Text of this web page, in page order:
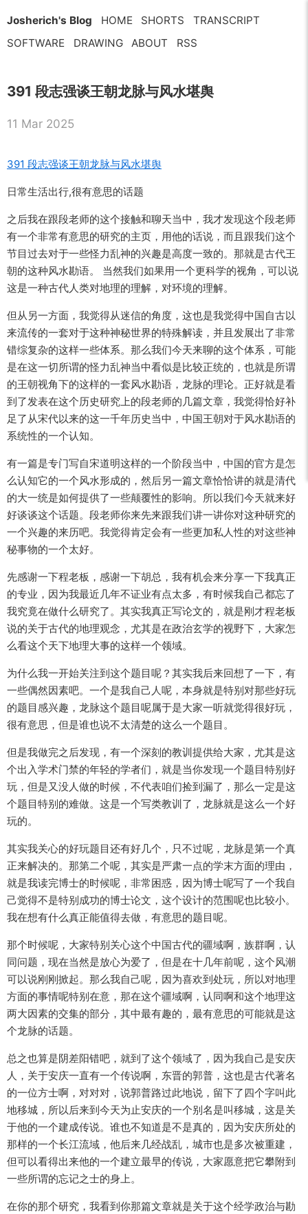
Josherich's Blog HOME SHORTS
TRANSCRIPT
SOFTWARE
DRAWING ABOUT RSS
391 段志强谈王朝龙脉与风水堪舆
11 Mar 2025
391 段志强谈王朝龙脉与风水堪舆
日常生活出行,很有意思的话题
之后我在跟段老师的这个接触和聊天当中，我才发现这个段老师
有一个非常有意思的研究的主页，用他的话说，而且跟我们这个
节目过去对于一些怪力乱神的兴趣是高度一致的。那就是古代王
朝的这种风水勘语。 当然我们如果用一个更科学的视角，可以说
这是一种古代人类对地理的理解，对环境的理解。
但从另一方面，我觉得从迷信的角度，这也是我觉得中国自古以
来流传的一套对于这种神秘世界的特殊解读，并且发展出了非常
错综复杂的这样一些体系。那么我们今天来聊的这个体系，可能
是在这一切所谓的怪力乱神当中看似是比较正统的，也就是所谓
的王朝视角下的这样的一套风水勘语，龙脉的理论。正好就是看
到了发表在这个历史研究上的段老师的几篇文章，我觉得恰好补
足了从宋代以来的这一千年历史当中，中国王朝对于风水勘语的
系统性的一个认知。
有一篇是专门写自宋道明这样的一个阶段当中，中国的官方是怎
么认知它的一个风水形成的，然后另一篇文章恰恰讲的就是清代
的大一统是如何提供了一些颠覆性的影响。所以我们今天就来好
好谈谈这个话题。段老师你来先来跟我们讲一讲你对这种研究的
一个兴趣的来历吧。我觉得肯定会有一些更加私人性的对这些神
秘事物的一个太好。
先感谢一下程老板，感谢一下胡总，我有机会来分享一下我真正
的专业，因为我最近几年不证业有点太多，有时候我自己都忘了
我究竟在做什么研究了。其实我真正写论文的，就是刚才程老板
说的关于古代的地理观念，尤其是在政治玄学的视野下，大家怎
么看这个天下地理大事的这样一个领域。
为什么我一开始关注到这个题目呢？其实我后来回想了一下，有
一些偶然因素吧。一个是我自己人呢，本身就是特别对那些好玩
的题目感兴趣，龙脉这个题目呢属于是大家一听就觉得很好玩，
很有意思，但是谁也说不太清楚的这么一个题目。
但是我做完之后发现，有一个深刻的教训提供给大家，尤其是这
个出入学术门禁的年轻的学者们，就是当你发现一个题目特别好
玩，但是又没人做的时候，不代表咱们捡到漏了，那么一定是这
个题目特别的难做。这是一个写类教训了，龙脉就是这么一个好
玩的。
其实我关心的好玩题目还有好几个，只不过呢，龙脉是第一个真
正来解决的。那第二个呢，其实是严肃一点的学末方面的理由，
就是我读完博士的时候呢，非常困惑，因为博士呢写了一个我自
己觉得不是特别成功的博士论文，这个设计的范围呢也比较小。
我在想有什么真正能值得去做，有意思的题目呢。
那个时候呢，大家特别关心这个中国古代的疆域啊，族群啊，认
同问题，现在当然是放心为爱了，但是在十几年前呢，这个风潮
可以说刚刚掀起。那么我自己呢，因为喜欢到处玩，所以对地理
方面的事情呢特别在意，那在这个疆域啊，认同啊和这个地理这
两大因素的交集的部分，其中最有趣的，最有意思的可能就是这
个龙脉的话题。
总之也算是阴差阳错吧，就到了这个领域了，因为我自己是安庆
人，关于安庆一直有一个传说啊，东晋的郭普，这也是古代著名
的一位方士啊，对对对，说郭普路过此地说，留下了四个字叫此
地移城，所以后来到今天为止安庆的一个别名是叫移城，这是关
于他的一个建成传说。谁也不知道是不是真的，因为安庆所处的
那样的一个长江流域，他后来几经战乱，城市也是多次被重建，
但可以看得出来他的一个建立最早的传说，大家愿意把它攀附到
一些所谓的忘记之士的身上。
在你的那个研究，我看到你那篇文章就是关于这个经学政治与勘